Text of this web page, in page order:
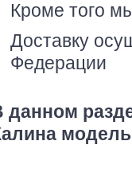
Кроме того
Доставку
Федерации
данном